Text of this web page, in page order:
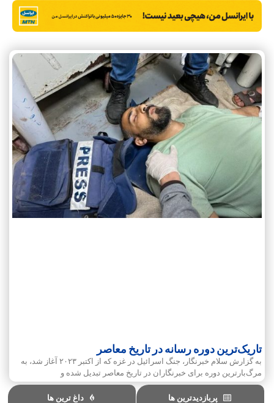
تاریک‌ترین دوره رسانه در تاریخ معاصر
به گزارش سلام خبرنگار، جنگ اسرائیل در غزه که از اکتبر ۲۰۲۳ آغاز شد، به
مرگ‌بارترین دوره برای خبرنگاران در تاریخ معاصر تبدیل شده و
پربازدیدترین ها داغ ترین ها